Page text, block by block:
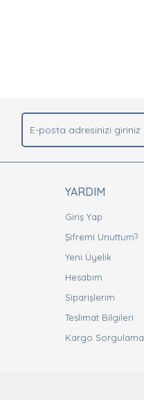
YARDIM
Giriş Yap
Şifremi Unuttum?
Yeni Üyelik
Hesabım
Siparişlerim
Teslimat Bilgileri
Kargo Sorgulama